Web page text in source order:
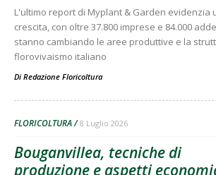
L'ultimo report di Myplant & Garden evidenzia
crescita, con oltre 37.800 imprese e 84.000
stanno cambiando le aree produttive e la
florovivaismo italiano
Di Redazione Floricoltura
FLORICOLTURA 8 Luglio 2026
Bouganvillea, tecniche di
produzione e aspetti